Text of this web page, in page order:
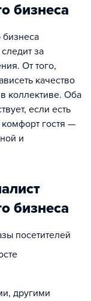
бизнеса
бизнеса
за
От того,
качество
коллективе. Оба
если есть
гостя —
и
бизнеса
посетителей
другими